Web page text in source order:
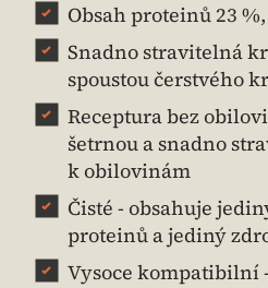
Obsah proteinů 23
Snadno stravitelná
spoustou čerstvého
Receptura bez
šetrnou a snadno
k obilovinám
Čisté - obsahuje
proteinů a jediný
Vysoce kompatibilní